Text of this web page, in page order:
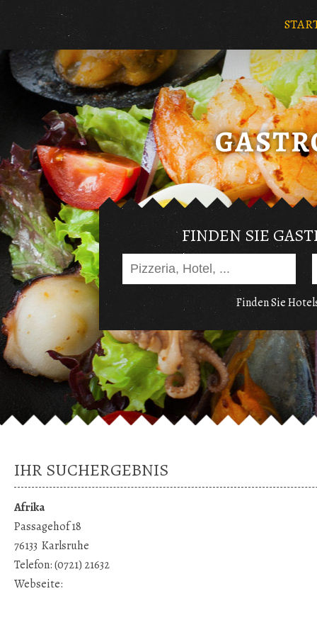
FINDEN SIE
Finden Sie
IHR SUCHERGEBNIS
Afrika
Passagehof 18
76133 Karlsruhe
Telefon:(0721) 21632
Webseite: